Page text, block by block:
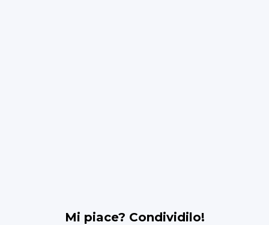
Mi piace? Condividilo!